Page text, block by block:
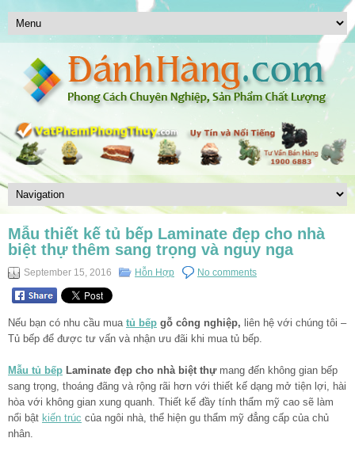
Mẫu thiết kế tủ bếp Laminate đẹp cho nhà
biệt thự thêm sang trọng và nguy nga
September 15, 2016 Hỗn Hợp No comments
Nếu bạn có nhu cầu mua tủ bếp gỗ công nghiệp, liên hệ với chúng tôi –
Tủ bếp để được tư vấn và nhận ưu đãi khi mua tủ bếp.
Mẫu tủ bếp Laminate đẹp cho nhà biệt thựmang đến không gian bếp
sang trọng, thoáng đãng và rộng rãi hơn với thiết kế dạng mở tiện lợi, hài
hòa với không gian xung quanh. Thiết kế đầy tính thẩm mỹ cao sẽ làm
nổi bật kiến trúc của ngôi nhà, thể hiện gu thẩm mỹ đẳng cấp của chủ
nhân.